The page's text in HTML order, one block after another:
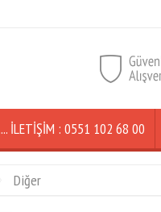
İLETİŞİM : 0551 102 68 00
Diğer